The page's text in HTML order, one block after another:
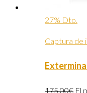
27% Dto.
Captura de
175.00€ El